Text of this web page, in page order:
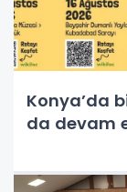
Konya’da
da devam